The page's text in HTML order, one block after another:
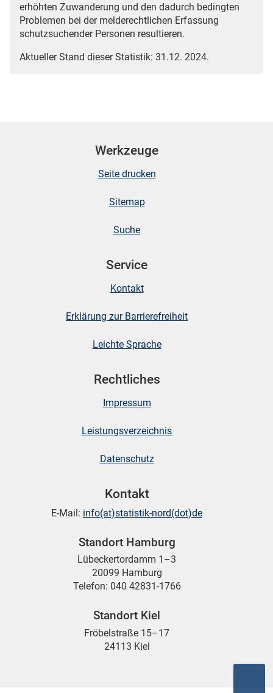
erhöhten Zuwanderung und den dadurch bedingten
Problemen bei der melderechtlichen Erfassung
schutzsuchender Personen resultieren.
Aktueller Stand dieser Statistik: 31.12. 2024.
Werkzeuge
Seite drucken
Sitemap
Suche
Service
Kontakt
Erklärung zur Barrierefreiheit
Leichte Sprache
Rechtliches
Impressum
Leistungsverzeichnis
Datenschutz
Kontakt
E-Mail: info(at)statistik-nord(dot)de
Standort Hamburg
Lübeckertordamm 1–3
20099 Hamburg
Telefon: 040 42831-1766
Standort Kiel
Fröbelstraße 15–17
24113 Kiel